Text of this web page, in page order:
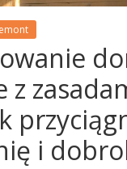
z
i